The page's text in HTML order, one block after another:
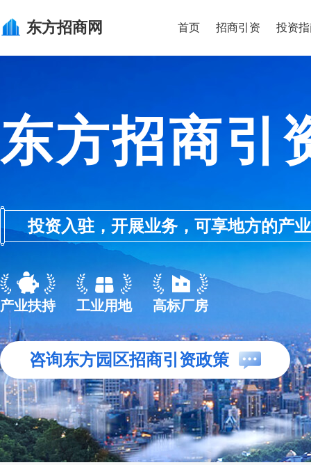
东方招商网 首页 招商引资 投资
东方招商引
投资入驻，开展业务，可享地方的产
产业扶持 工业用地 高标厂房
咨询东方园区招商引资政策